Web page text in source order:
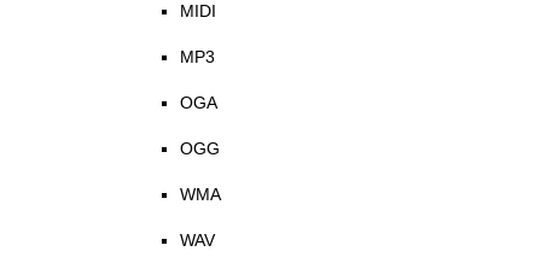
MIDI
MP3
OGA
OGG
WMA
WAV